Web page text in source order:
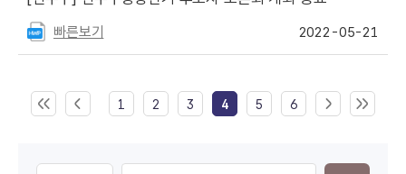
빠른보기 2022-05-21
1 2 3 4 5 6